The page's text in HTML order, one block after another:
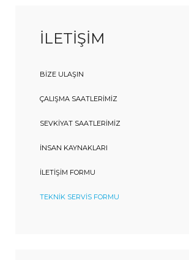
İLETİŞİM
BIZE ULAŞIN
ÇALIŞMA SAATLERIMIZ
SEVKIYAT SAATLERIMIZ
İNSAN KAYNAKLARI
İLETIŞIM FORMU
TEKNIK SERVIS FORMU